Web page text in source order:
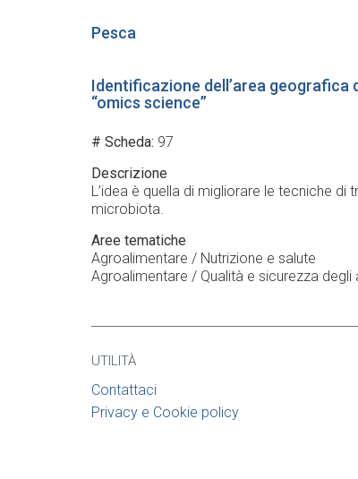
Pesca
Identificazione dell’area
“omics science”
# Scheda 97
Descrizione
L’idea è quella di migliorare le tecniche
microbiota.
Aree tematiche
Agroalimentare / Nutrizione e salute
Agroalimentare / Qualità e sicurezza degli
UTILITÀ
Contattaci
Privacy e Cookie policy